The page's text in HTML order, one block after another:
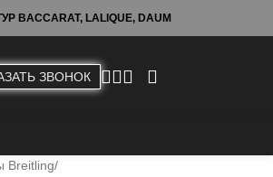
LALIQUE, DAUM
ЗВОНОК
Breitling